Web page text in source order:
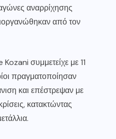
αναρρίχησης
από τον
Kozani συμμετείχε με 11
πραγματοποίησαν
και επέστρεψαν με
κατακτώντας